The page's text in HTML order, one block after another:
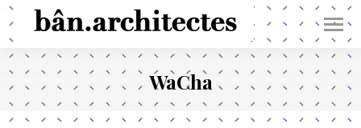
WaCha